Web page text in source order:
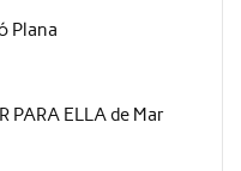
Plana
PARA ELLA de Mar